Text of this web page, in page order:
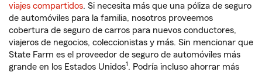
viajes compartidos. Si necesita más que una póliza de seguro
de automóviles para la familia, nosotros proveemos
cobertura de seguro de carros para nuevos conductores,
viajeros de negocios, coleccionistas y más. Sin mencionar que
State Farm es el proveedor de seguro de automóviles más
grande en los Estados Unidos1. Podría incluso ahorrar más